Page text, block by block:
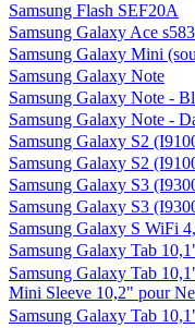
Samsung Flash SEF20A
Samsung Galaxy Ace
Samsung Galaxy Mini
Samsung Galaxy Note
Samsung Galaxy Note -
Samsung Galaxy Note -
Samsung Galaxy S2
Samsung Galaxy S2
Samsung Galaxy S3
Samsung Galaxy S3
Samsung Galaxy S WiFi
Samsung Galaxy Tab
Samsung Galaxy Tab
Mini Sleeve 10,2" pour
Samsung Galaxy Tab